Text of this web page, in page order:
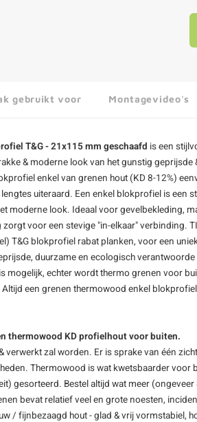
gebruikt voor Montagevideo's
T&G - 21x115 mm geschaafd is een
& moderne look van het gunstig geprijsde
enkel van grenen hout (KD 8-12%)
uiteraard. Een enkel blokprofiel is een
moderne look. Ideaal voor gevelbekleding,
voor een stevige "in-elkaar" verbinding.
T&G blokprofiel rabat planken, voor een
duurzame en ecologisch
mogelijk, echter wordt thermo grenen voor
een grenen thermowood enkel
thermowood KD profielhout voor buiten.
verwerkt zal worden. Er is sprake van één
Thermowood is wat kwetsbaarder voor
gesorteerd. Bestel altijd wat meer
bevat relatief veel en grote noesten,
/ fijnbezaagd hout - glad & vrij vormstabiel,